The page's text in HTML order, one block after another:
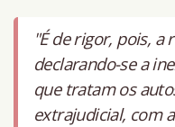
"É de rigor, pois, a
declarando-se a
que tratam os
extrajudicial, com